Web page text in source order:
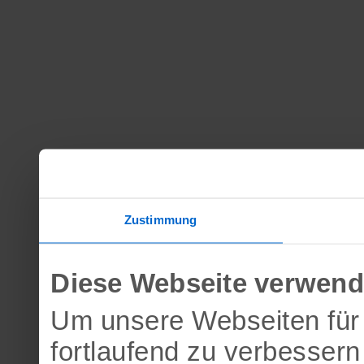
Zustimmung
Diese Webseite
Um unsere Webseiten
fortlaufend zu